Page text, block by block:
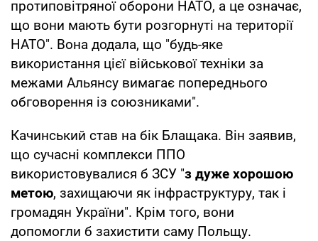
протиповітряної оборони НАТО, а це означає,
що вони мають бути розгорнуті на території
НАТО". Вона додала, що "будь-яке
використання цієї військової техніки за
межами Альянсу вимагає попереднього
обговорення із союзниками".
Качинський став на бік Блащака. Він заявив,
що сучасні комплекси ППО
використовувалися б ЗСУ "з дуже хорошою
метою, захищаючи як інфраструктуру, так і
громадян України". Крім того, вони
допомогли б захистити саму Польщу.